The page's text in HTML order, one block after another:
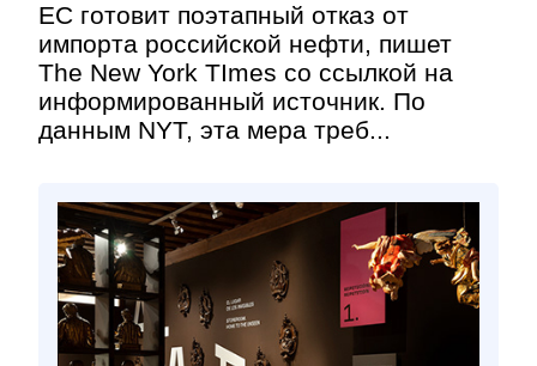
ЕС готовит поэтапный отказ от
импорта российской нефти, пишет
The New York TImes со ссылкой на
информированный источник. По
данным NYT, эта мера треб...